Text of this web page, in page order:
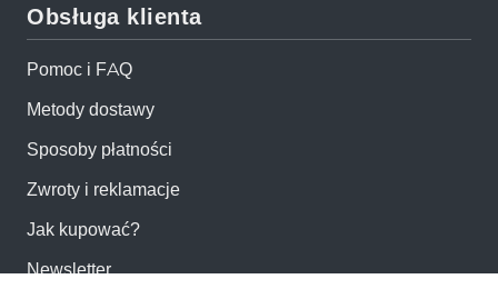
Obsługa klienta
Pomoc i FAQ
Metody dostawy
Sposoby płatności
Zwroty i reklamacje
Jak kupować?
Newsletter